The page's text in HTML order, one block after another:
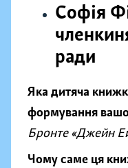
Софія
ради
Яка дитяча
формування
Бронте «Джейн
Чому саме ця